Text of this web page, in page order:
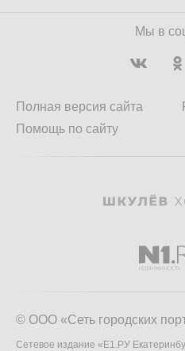
Мы в
Полная версия сайта
Помощь по сайту
© ООО «Сеть городских
Сетевое издание «Е1.РУ